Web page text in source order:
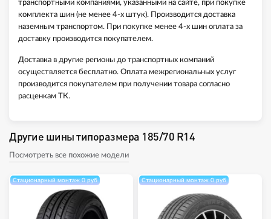
транспортными компаниями, указанными на сайте, при покупке
комплекта шин (не менее 4-х штук). Производится доставка
наземным транспортом. При покупке менее 4-х шин оплата за
доставку производится покупателем.
Доставка в другие регионы до транспортных компаний
осуществляется бесплатно. Оплата межрегиональных услуг
производится покупателем при получении товара согласно
расценкам ТК.
Другие шины типоразмера 185/70 R14
Посмотреть все похожие модели
Стационарный монтаж 0 руб Стационарный монтаж 0 руб